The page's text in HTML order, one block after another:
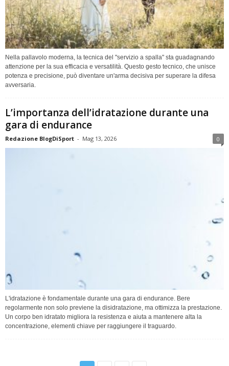
Nella pallavolo moderna, la tecnica del "servizio a spalla" sta guadagnando
attenzione per la sua efficacia e versatilità. Questo gesto tecnico, che unisce
potenza e precisione, può diventare un'arma decisiva per superare la difesa
avversaria.
L’importanza dell’idratazione durante una
gara di endurance
Redazione BlogDiSport - Mag 13, 2026 0
L'idratazione è fondamentale durante una gara di endurance. Bere
regolarmente non solo previene la disidratazione, ma ottimizza la prestazione.
Un corpo ben idratato migliora la resistenza e aiuta a mantenere alta la
concentrazione, elementi chiave per raggiungere il traguardo.